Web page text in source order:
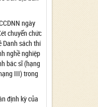
dịch vụ diệt
chế phẩm
quan trắc môi
bị y tế
tiêm chủng
hoạt động
hoạt động
ngày
chuyển chức
Danh sách thí
nghề nghiệp
bác sĩ (hạng
III) trong
định kỳ của